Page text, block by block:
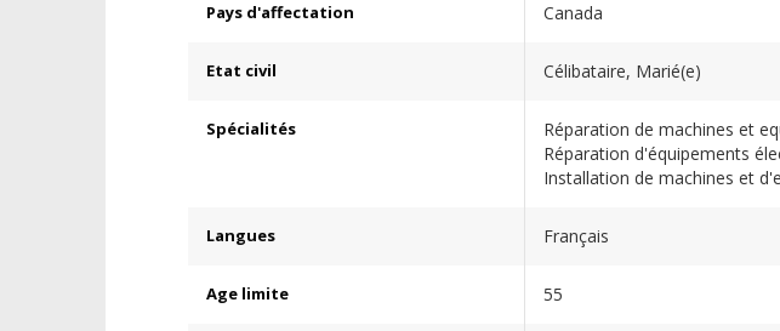
Pays d'affectation Canada
Etat civil Célibataire, Marié(e)
Spécialités
Réparation de machines et
Réparation d'équipements
Installation de machines et
Langues Français
Age limite 55